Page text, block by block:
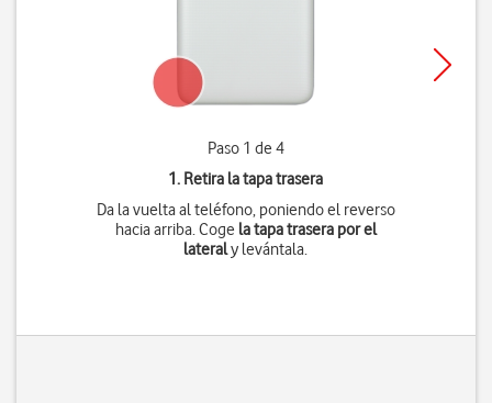
Paso 1 de 4
1. Retira la tapa trasera
Da la vuelta al teléfono, poniendo el reverso
hacia arriba. Coge la tapa trasera por el
lateraly levántala.